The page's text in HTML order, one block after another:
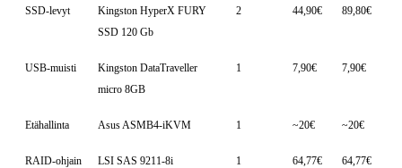
SSD-levyt
Kingston HyperX FURY
SSD 120 Gb
2 44,90€ 89,80€
USB-muisti
Kingston DataTraveller
micro 8GB
1 7,90€ 7,90€
Etähallinta Asus ASMB4-iKVM 1 ~20€ ~20€
RAID-ohjain LSI SAS 9211-8i 1 64,77€ 64,77€